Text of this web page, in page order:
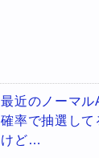
最近のノーマ
確率で抽選し
けど…